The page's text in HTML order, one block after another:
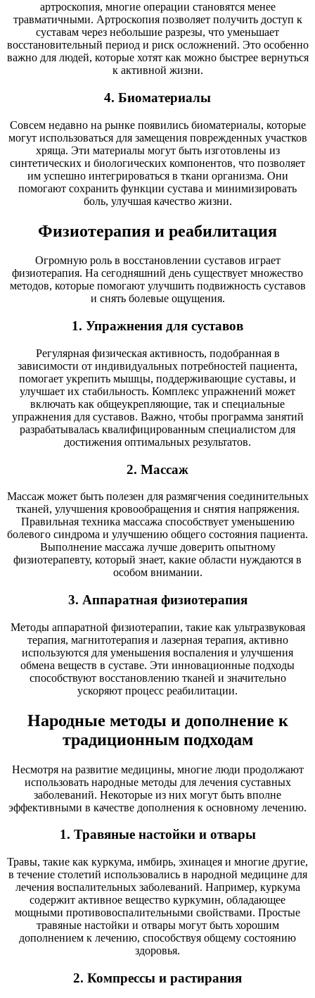
артроскопия, многие операции становятся менее
травматичными. Артроскопия позволяет получить доступ к
суставам через небольшие разрезы, что уменьшает
восстановительный период и риск осложнений. Это особенно
важно для людей, которые хотят как можно быстрее вернуться
к активной жизни.
4. Биоматериалы
Совсем недавно на рынке появились биоматериалы, которые
могут использоваться для замещения поврежденных участков
хряща. Эти материалы могут быть изготовлены из
синтетических и биологических компонентов, что позволяет
им успешно интегрироваться в ткани организма. Они
помогают сохранить функции сустава и минимизировать
боль, улучшая качество жизни.
Физиотерапия и реабилитация
Огромную роль в восстановлении суставов играет
физиотерапия. На сегодняшний день существует множество
методов, которые помогают улучшить подвижность суставов
и снять болевые ощущения.
1. Упражнения для суставов
Регулярная физическая активность, подобранная в
зависимости от индивидуальных потребностей пациента,
помогает укрепить мышцы, поддерживающие суставы, и
улучшает их стабильность. Комплекс упражнений может
включать как общеукрепляющие, так и специальные
упражнения для суставов. Важно, чтобы программа занятий
разрабатывалась квалифицированным специалистом для
достижения оптимальных результатов.
2. Массаж
Массаж может быть полезен для размягчения соединительных
тканей, улучшения кровообращения и снятия напряжения.
Правильная техника массажа способствует уменьшению
болевого синдрома и улучшению общего состояния пациента.
Выполнение массажа лучше доверить опытному
физиотерапевту, который знает, какие области нуждаются в
особом внимании.
3. Аппаратная физиотерапия
Методы аппаратной физиотерапии, такие как ультразвуковая
терапия, магнитотерапия и лазерная терапия, активно
используются для уменьшения воспаления и улучшения
обмена веществ в суставе. Эти инновационные подходы
способствуют восстановлению тканей и значительно
ускоряют процесс реабилитации.
Народные методы и дополнение к
традиционным подходам
Несмотря на развитие медицины, многие люди продолжают
использовать народные методы для лечения суставных
заболеваний. Некоторые из них могут быть вполне
эффективными в качестве дополнения к основному лечению.
1. Травяные настойки и отвары
Травы, такие как куркума, имбирь, эхинацея и многие другие,
в течение столетий использовались в народной медицине для
лечения воспалительных заболеваний. Например, куркума
содержит активное вещество куркумин, обладающее
мощными противовоспалительными свойствами. Простые
травяные настойки и отвары могут быть хорошим
дополнением к лечению, способствуя общему состоянию
здоровья.
2. Компрессы и растирания